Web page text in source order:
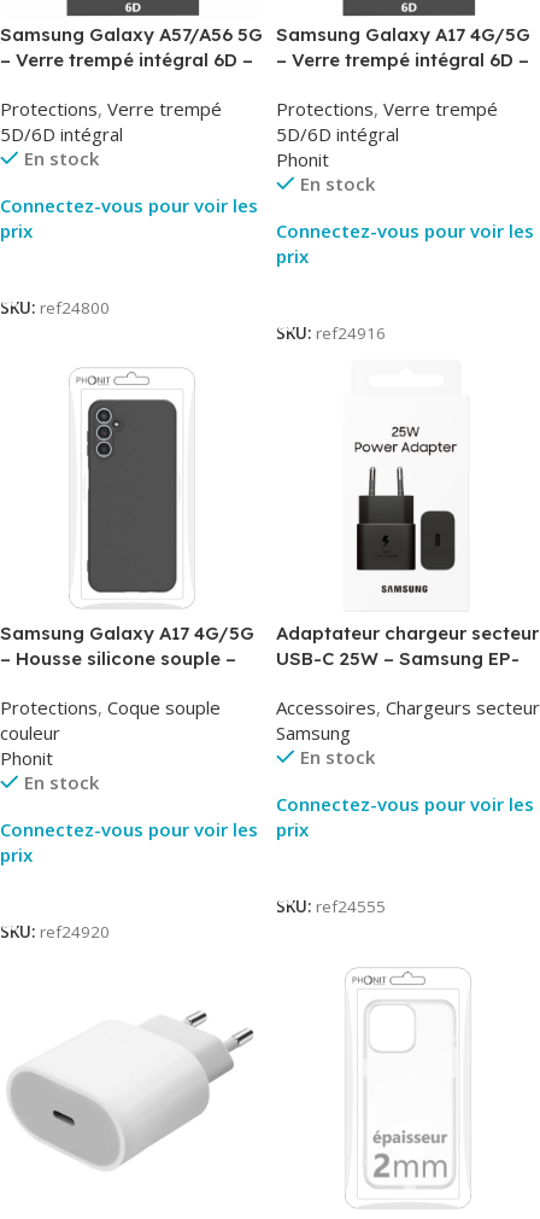
Samsung Galaxy A57/A56 5G
– Verre trempé intégral 6D –
Protections, Verre trempé
5D/6D intégral
En stock
Connectez-vous pour voir les
prix
SKU: ref24800
Samsung Galaxy A17 4G/5G
– Verre trempé intégral 6D –
Protections, Verre trempé
5D/6D intégral
Phonit
En stock
Connectez-vous pour voir les
prix
SKU: ref24916
Samsung Galaxy A17 4G/5G
– Housse silicone souple –
Protections, Coque souple
couleur
Phonit
En stock
Connectez-vous pour voir les
prix
SKU: ref24920
Adaptateur chargeur secteur
USB-C 25W – Samsung EP-
Packaging Original
Accessoires, Chargeurs secteur
Samsung
En stock
Connectez-vous pour voir les
prix
SKU: ref24555